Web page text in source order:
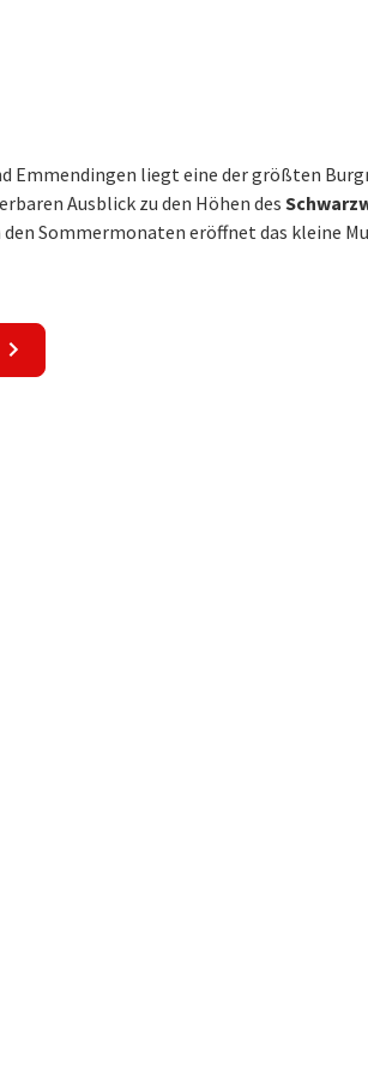
Emmendingen liegt eine der größten
Ausblick zu den Höhen des
den Sommermonaten eröffnet das kleine